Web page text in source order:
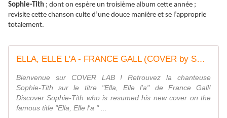
Sophie-Tith ; dont on espère un troisième album cette année ;
revisite cette chanson culte d’une douce manière et se l’approprie
totalement.
ELLA, ELLE L'A - FRANCE GALL (COVER by SOPHIE-TITH) - COVERLAB
Bienvenue sur COVER LAB ! Retrouvez la chanteuse
Sophie-Tith sur le titre "Ella, Elle l'a" de France Gall!
Discover Sophie-Tith who is resumed his new cover on the
famous title "Ella, Elle l'a " ...